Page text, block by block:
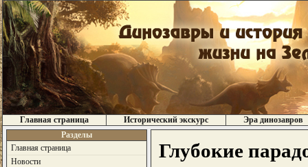
Главная страница Исторический экскурс
Эра динозавров
Разделы
Главная страница
Новости
Глубокие